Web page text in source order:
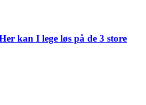
kan I lege løs på de 3 store